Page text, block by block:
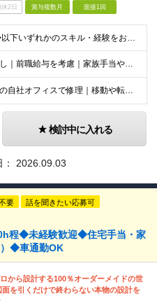
2日 賞与複数月 面接1回
◆学歴不問 ◆以下いずれかのスキル・経験をお持ちの方 └電気回路図（回路図）が読める方 └回路設計、または機械設計をしたことがある方 └コールセンター長の経験がある方 └品質保証の経験がある方 ※い
【固定残業なし｜前職給与を考慮｜家族手当や資格手当など各種手当が充実】 ◆月給35万円以上＋各種手当＋賞与年2回 ※経験・スキル・前職の給与などを最大限考慮のうえ、決定します。 ※試用期間3ヶ月。その
【さいたま市の自社オフィスで修理｜移動や転勤なし｜車通勤OK】 ■ 埼玉県さいたま市北区吉野町1-437-12 └マイカー通勤OK（無料駐車場完備） ※(変更の範囲)上記を除く当社関連勤務地
検討中に入れる
2026.09.03
要 話を聞きたい応募可
程◆未経験歓迎◆住宅手当・家
◆車通勤OK
から設計する100％オーダーメイドの世
面を引くだけで終わらない本物の設計を